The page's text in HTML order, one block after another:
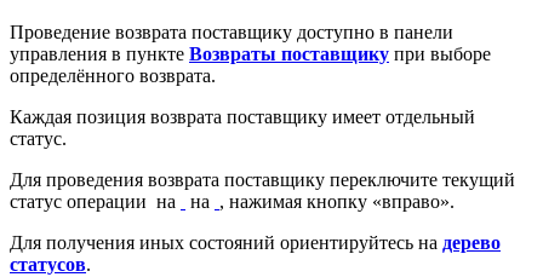
Проведение возврата поставщику доступно в панели
управления в пункте Возвраты поставщику при выборе
определённого возврата.
Каждая позиция возврата поставщику имеет отдельный
статус.
Для проведения возврата поставщику переключите текущий
статус операции на
на , нажимая кнопку «вправо».
Для получения иных состояний ориентируйтесь на дерево
статусов.